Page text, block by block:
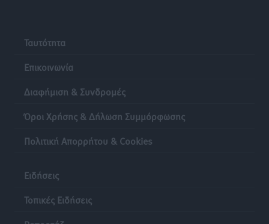
Ταυτότητα
Επικοινωνία
Διαφήμιση & Συνδρομές
Όροι Χρήσης & Δήλωση Συμμόρφωσης
Πολιτική Απορρήτου & Cookies
Ειδήσεις
Τοπικές Ειδήσεις